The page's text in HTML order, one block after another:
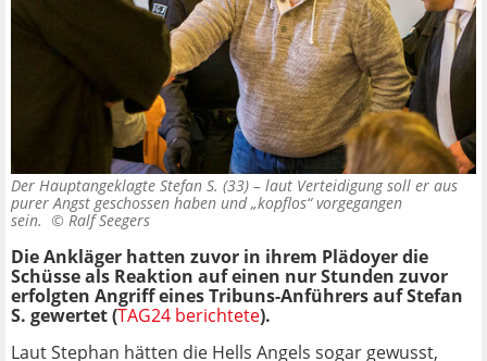
Der Hauptangeklagte Stefan S. (33) – laut Verteidigung soll er aus
purer Angst geschossen haben und „kopflos“ vorgegangen
sein. © Ralf Seegers
Die Ankläger hatten zuvor in ihrem Plädoyer die
Schüsse als Reaktion auf einen nur Stunden zuvor
erfolgten Angriff eines Tribuns-Anführers auf Stefan
S. gewertet (TAG24 berichtete).
Laut Stephan hätten die Hells Angels sogar gewusst,